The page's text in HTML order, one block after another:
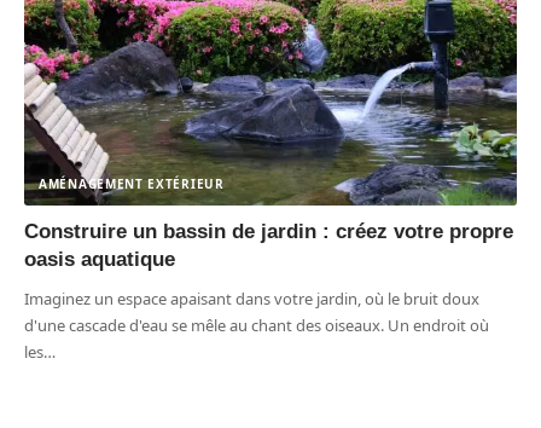
AMÉNAGEMENT EXTÉRIEUR
Construire un bassin de jardin : créez votre propre
oasis aquatique
Imaginez un espace apaisant dans votre jardin, où le bruit doux
d'une cascade d'eau se mêle au chant des oiseaux. Un endroit où
les…